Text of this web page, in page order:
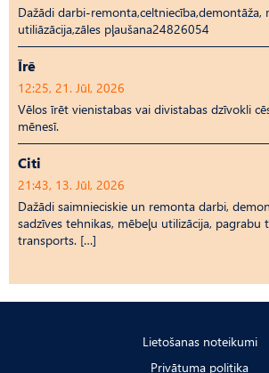
Dažādi darbi-remonta,celtniecība,demontāža,
utiliāzācija,zāles pļaušana24826054
Īrē
12:25, 21. Jūl, 2026
Vēlos īrēt vienistabas vai divistabas dzīvokli
mēnesī.
Citi
21:43, 13. Jūl, 2026
Dažādi saimnieciskie un remonta darbi,
sadzīves tehnikas, mēbeļu utilizācija, pagrabu
transports. […]
Lietošanas noteikumi
Privātuma politika